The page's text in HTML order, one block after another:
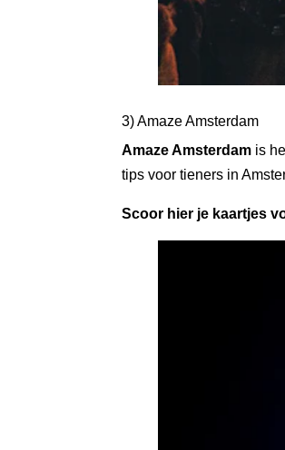
3) Amaze Amsterdam
Amaze Amsterdam is
tips voortieners in
Scoor hier je kaartjes